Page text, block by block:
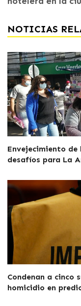
NOTICIAS
Envejecimiento
desafíos para La
Condenan a cinco
homicidio en